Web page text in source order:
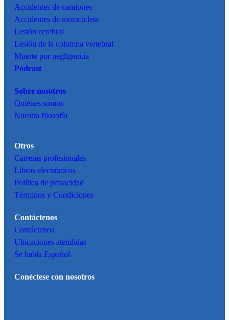
Accidentes de camiones
Accidentes de motocicleta
Lesión cerebral
Lesión de la columna vertebral
Muerte por negligencia
Pódcast
Sobre nosotros
Quiénes somos
Nuestra filosofía
Otros
Carreras profesionales
Libros electrónicos
Política de privacidad
Términos y Condiciones
Contáctenos
Contáctenos
Ubicaciones atendidas
Se habla Español
Conéctese con nosotros